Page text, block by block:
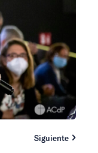
Siguiente